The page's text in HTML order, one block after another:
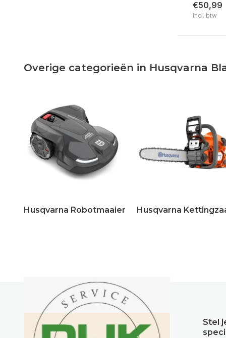
€50,99
Incl. btw
Overige categorieën in Husqvarna
Husqvarna Robotmaaier Husqvarna
Stel